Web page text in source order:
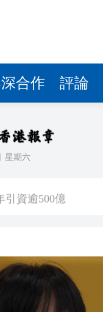
合作 評論
星期六
引資逾500億
城捕捉角色足迹
：目前絕不存在